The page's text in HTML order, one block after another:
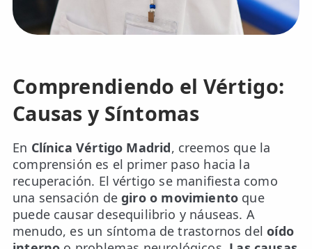
📍 Getafe
🛍️ Tienda Productos Fisioterapia
🎁 Tarjetas Regalo
🛒 Carrito
❤️ Ofertas
CONTACTO
☎️ 91 005 23 63
Comprendiendo el Vértigo:
Causas y Síntomas
En Clínica Vértigo Madrid, creemos que la
comprensión es el primer paso hacia la
recuperación. El vértigo se manifiesta como
una sensación degiro o movimiento que
puede causar desequilibrio y náuseas. A
menudo, es un síntoma de trastornos deloído